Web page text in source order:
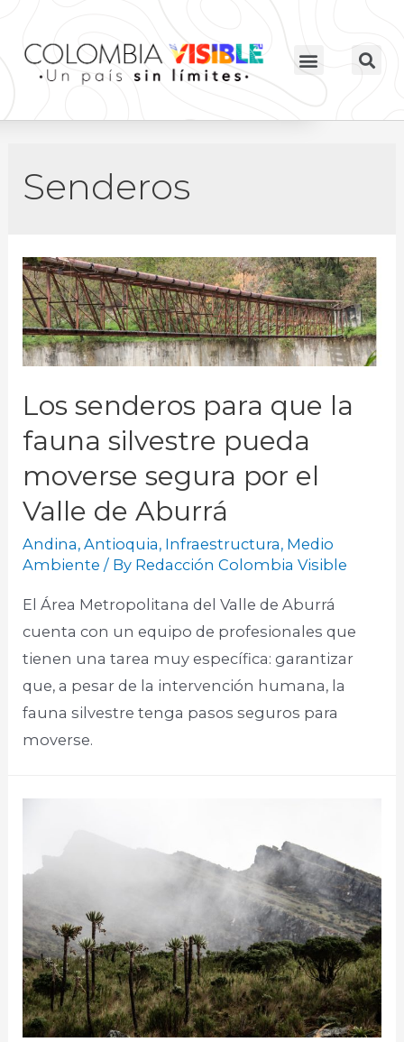
Senderos
Los senderos para que la
fauna silvestre pueda
moverse segura por el
Valle de Aburrá
Andina,Antioquia, Infraestructura, Medio
Ambiente / By Redacción Colombia Visible
El Área Metropolitana del Valle de Aburrá
cuenta con un equipo de profesionales que
tienen una tarea muy específica: garantizar
que, a pesar de la intervención humana, la
fauna silvestre tenga pasos seguros para
moverse.